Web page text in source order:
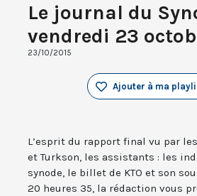
Le journal du
vendredi 23
23/10/2015
Ajouter à ma
L’esprit du rapport final vu par
et Turkson, les assistants : les
synode, le billet de KTO et son
20 heures 35, la rédaction vous